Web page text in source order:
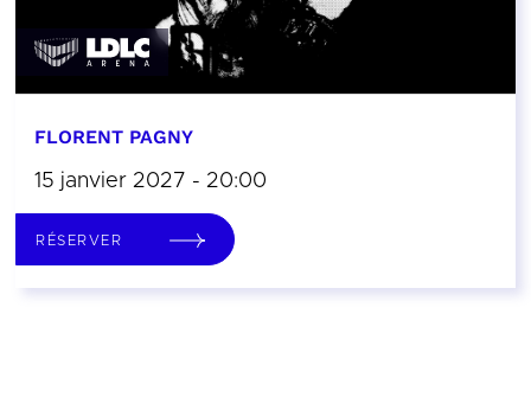
FLORENT PAGNY
15 janvier 2027 - 20:00
RÉSERVER